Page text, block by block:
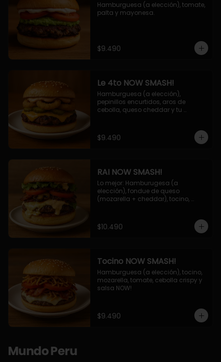
Hamburguesa (a elección), tomate,
palta y mayonesa.
$9.490
Le 4to NOW SMASH!
Hamburguesa (a elección),
pepinillos encurtidos, aros de
cebolla, queso cheddar y tu
$9.490
RAI NOW SMASH!
Lo mejor: Hamburugesa (a
elección), fondue de queso
(mozarella + cheddar), tocino,
NOW!
$10.490
Tocino NOW SMASH!
Hamburguesa (a elección), tocino,
mozarella, tomate, cebolla crispy y
salsa NOW!
$9.490
Mundo Peru